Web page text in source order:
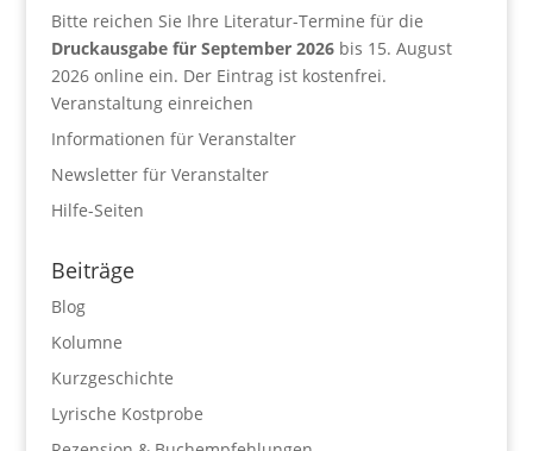
Bitte reichen Sie Ihre Literatur-Termine für die
Druckausgabe für September 2026bis 15. August
2026 online ein. Der Eintrag ist kostenfrei.
Veranstaltung einreichen
Informationen für Veranstalter
Newsletter für Veranstalter
Hilfe-Seiten
Beiträge
Blog
Kolumne
Kurzgeschichte
Lyrische Kostprobe